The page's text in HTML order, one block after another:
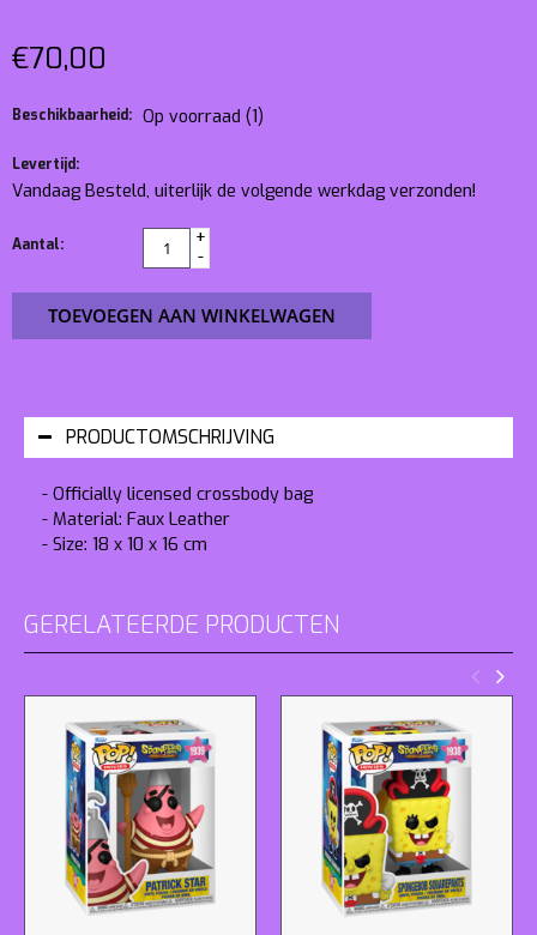
€70,00
Beschikbaarheid: Op voorraad (1)
Levertijd:
Vandaag Besteld, uiterlijk de volgende werkdag verzonden!
Aantal:
+
-
TOEVOEGEN AAN WINKELWAGEN
PRODUCTOMSCHRIJVING
- Officially licensed crossbody bag
- Material: Faux Leather
- Size: 18 x 10 x 16 cm
GERELATEERDE PRODUCTEN